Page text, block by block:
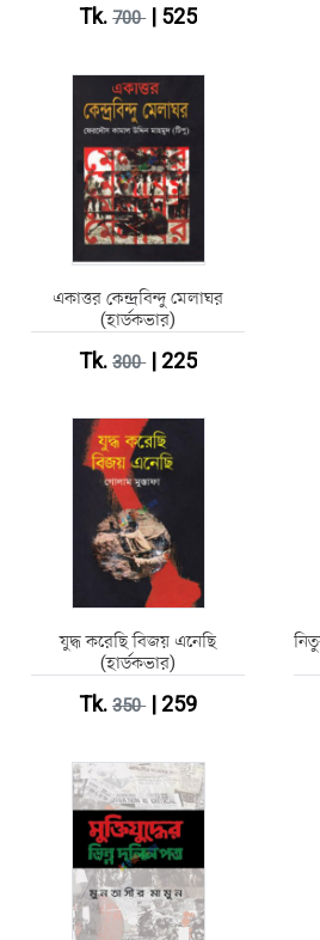
Tk.700| 525
একাত্তর কেন্দ্রবিন্দু মেলাঘর
(হার্ডকভার)
Tk.300| 225
যুদ্ধ করেছি বিজয় এনেছি
(হার্ডকভার)
Tk.350| 259